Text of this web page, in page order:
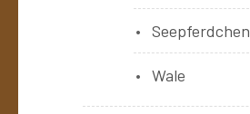
Seepferdchen
Wale